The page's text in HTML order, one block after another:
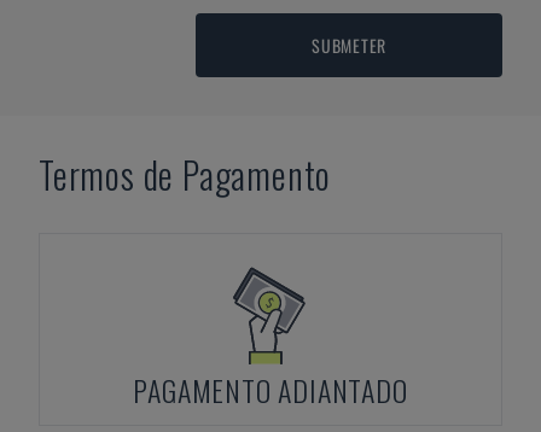
SUBMETER
Termos de Pagamento
PAGAMENTO ADIANTADO